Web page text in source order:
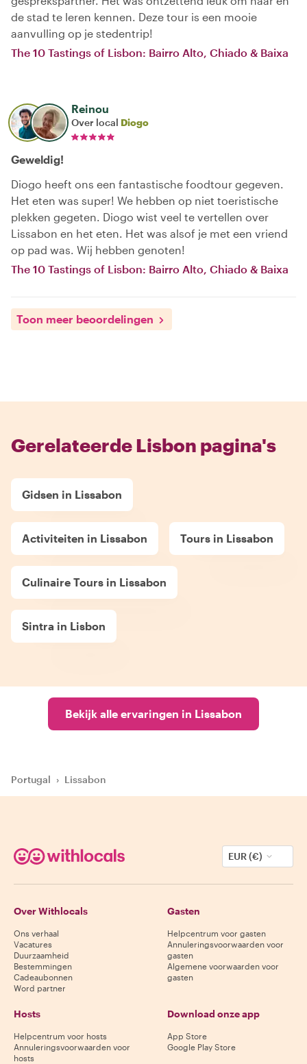
de stad te leren kennen. Deze tour is een mooie
aanvulling op je stedentrip!
The 10 Tastings of Lisbon: Bairro Alto, Chiado & Baixa
Reinou
Over local Diogo
Geweldig!
Diogo heeft ons een fantastische foodtour gegeven.
Het eten was super! We hebben op niet toeristische
plekken gegeten. Diogo wist veel te vertellen over
Lissabon en het eten. Het was alsof je met een vriend
op pad was. Wij hebben genoten!
The 10 Tastings of Lisbon: Bairro Alto, Chiado & Baixa
Toon meer beoordelingen
Gerelateerde Lisbon pagina's
Gidsen in Lissabon
Activiteiten in Lissabon Tours in Lissabon
Culinaire Tours in Lissabon
Sintra in Lisbon
Bekijk alle ervaringen in Lissabon
Portugal › Lissabon
EUR (€)
Over Withlocals
Ons verhaal
Vacatures
Duurzaamheid
Bestemmingen
Cadeaubonnen
Word partner
Gasten
Helpcentrum voor gasten
Annuleringsvoorwaarden voor
gasten
Algemene voorwaarden voor
gasten
Hosts
Helpcentrum voor hosts
Annuleringsvoorwaarden voor
hosts
Download onze app
App Store
Google Play Store